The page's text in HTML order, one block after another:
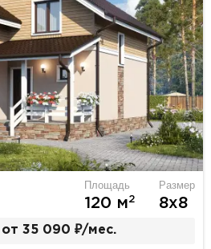
Площадь
120 м2
Размер
8х8
от 35 090 ₽/мес.